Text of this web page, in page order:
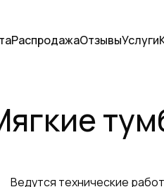
РаспродажаОтзывыУслуги
Ведутся технические